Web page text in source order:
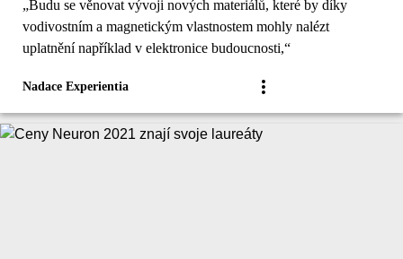
„Budu se věnovat vývoji nových materiálů, které by díky
vodivostním a magnetickým vlastnostem mohly nalézt
uplatnění například v elektronice budoucnosti,“
Nadace Experientia